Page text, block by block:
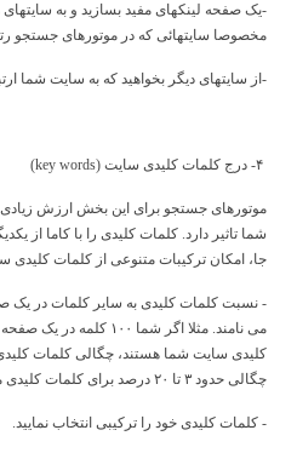
-یک صفحه لینکهای مفید بسازید و به
مخصوصا سایتهائی که در موتورهای جستجو
-از سایتهای دیگر بخواهید که به سایت شما
۴- درج کلمات کلیدی سایت ( key words
)
موتورهای جستجو برای این بخش ارزش زیادی
شما تاثیر دارد. کلمات کلیدی را با کاما از
جا، امکان ترکیبات متنوعی از کلمات کلیدی
- نسبت کلمات کلیدی به سایر کلمات در یک
می نامند. مثلا اگر شما
چگالی حدود ۳ تا ۲۰ درصد برای کلمات کلیدی مهم سایت خود را تنظیم کنید.
- کلمات کلیدی خود را ترکیبی انتخاب نمایید.